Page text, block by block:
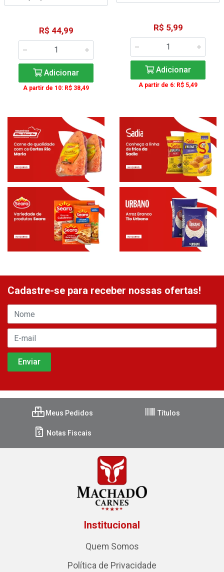
R$ 44,99
Adicionar
A partir de 10: R$ 38,49
R$ 5,99
Adicionar
A partir de 6: R$ 5,49
Cadastre-se para receber nossas ofertas!
Meus Pedidos Títulos
Notas Fiscais
Institucional
Quem Somos
Política de Privacidade